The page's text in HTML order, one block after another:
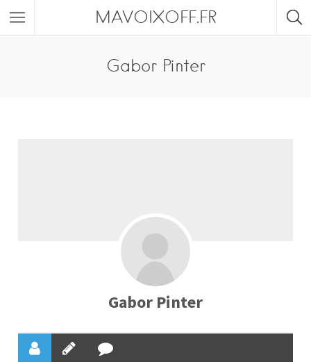
MAVOIXOFF.FR
Gabor Pinter
Gabor Pinter